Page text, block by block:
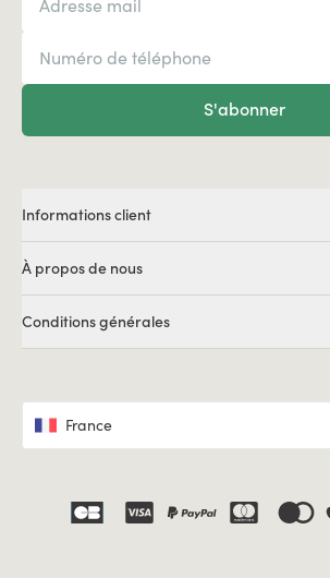
S'abonner
Informations client
À propos de nous
Conditions générales
France